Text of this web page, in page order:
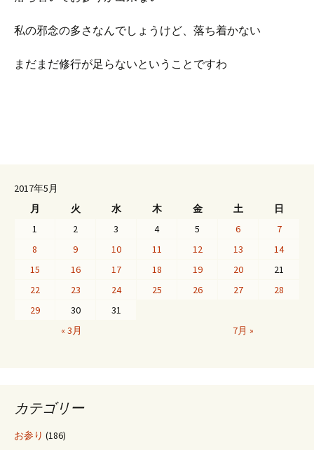
私の邪念の多さなんでしょうけど、落ち着かない
まだまだ修行が足らないということですわ
2017年5月
月
火 水 木 金 土
日
1
2 3 4 5 6
7
8
9 10 11 12 13
14
15
16 17 18 19 20
21
22
23 24 25 26 27
28
29
30
31
« 3月
7月 »
カテゴリー
お参り (186)